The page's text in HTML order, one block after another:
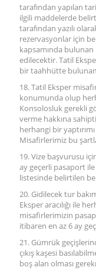
tarafından yapılan
ilgili maddelerde
tarafından yazılı
rezervasyonlar için
kapsamında
edilecektir. Tatil
bir taahhütte
18. Tatil Eksper
konumunda olup
Konsolosluk gerekli
verme hakkına
herhangi bir
Misafirlerimiz bu
19. Vize başvurusu
ay geçerli pasaport
listesinde belirtilen
20. Gidilecek tur
Eksper aracılığı ile
misafirlerimizin
itibaren en az 6 ay
21. Gümrük
çıkış kaşesi
boş alan olması